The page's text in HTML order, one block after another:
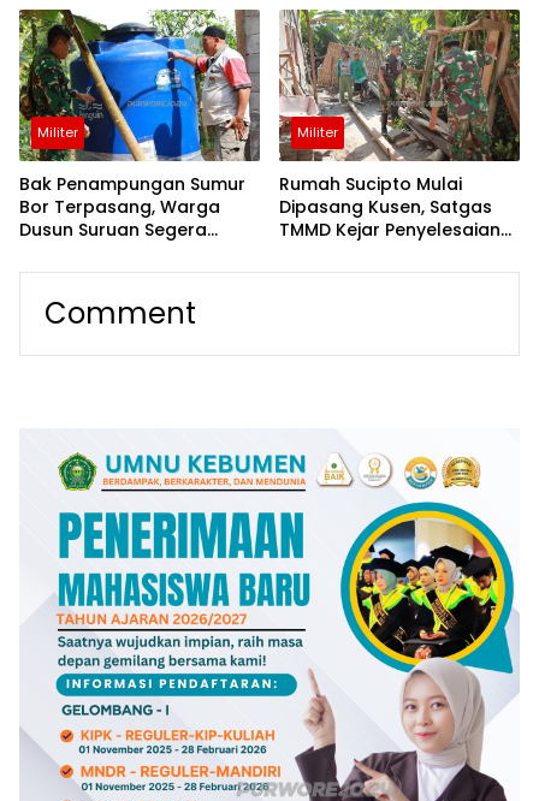
Militer
Bak Penampungan Sumur
Bor Terpasang, Warga
Dusun Suruan Segera
Mudah
Militer
Rumah Sucipto Mulai
Dipasang Kusen, Satgas
TMMD Kejar Penyelesaian
Comment